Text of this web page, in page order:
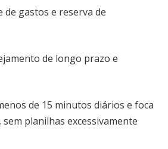
de gastos e reserva de
de longo prazo e
de 15 minutos diários e foca
planilhas excessivamente